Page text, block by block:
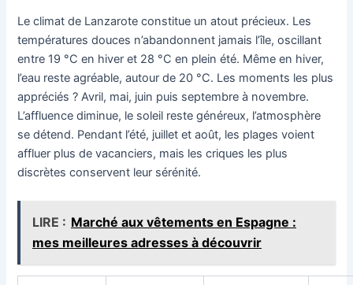
Le climat de Lanzarote constitue un atout précieux. Les
températures douces n’abandonnent jamais l’île, oscillant
entre 19 °C en hiver et 28 °C en plein été. Même en hiver,
l’eau reste agréable, autour de 20 °C. Les moments les plus
appréciés ? Avril, mai, juin puis septembre à novembre.
L’affluence diminue, le soleil reste généreux, l’atmosphère
se détend. Pendant l’été, juillet et août, les plages voient
affluer plus de vacanciers, mais les criques les plus
discrètes conservent leur sérénité.
LIRE : Marché aux vêtements en Espagne :
mes meilleures adresses à découvrir